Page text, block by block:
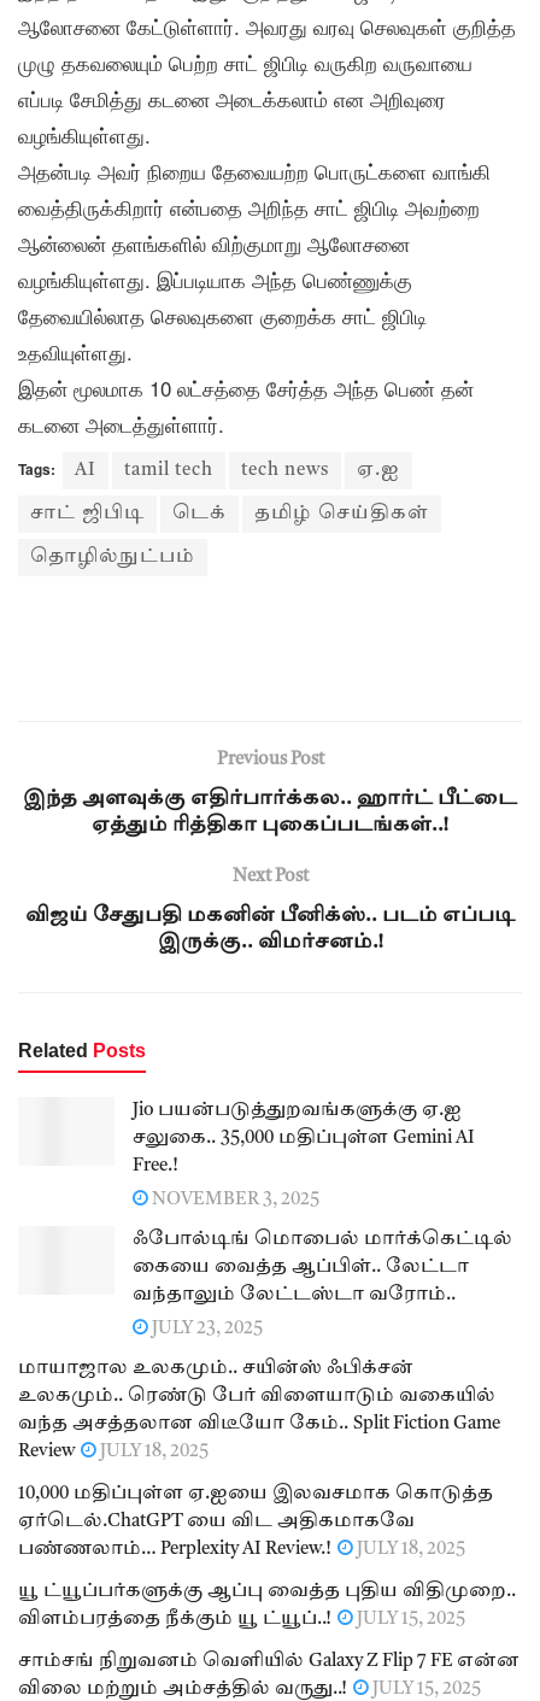
ஆலோசனை கேட்டுள்ளார். அவரது வரவு செலவுகள் குறித்த
முழு தகவலையும் பெற்ற சாட் ஜிபிடி வருகிற வருவாயை
எப்படி சேமித்து கடனை அடைக்கலாம் என அறிவுரை
வழங்கியுள்ளது.
அதன்படி அவர் நிறைய தேவையற்ற பொருட்களை வாங்கி
வைத்திருக்கிறார் என்பதை அறிந்த சாட் ஜிபிடி அவற்றை
ஆன்லைன் தளங்களில் விற்குமாறு ஆலோசனை
வழங்கியுள்ளது. இப்படியாக அந்த பெண்ணுக்கு
தேவையில்லாத செலவுகளை குறைக்க சாட் ஜிபிடி
உதவியுள்ளது.
இதன் மூலமாக 10 லட்சத்தை சேர்த்த அந்த பெண் தன்
கடனை அடைத்துள்ளார்.
Tags: AI tamil tech tech news ஏ.ஐ
சாட் ஜிபிடி டெக் தமிழ் செய்திகள்
தொழில்நுட்பம்
Previous Post
இந்த அளவுக்கு எதிர்பார்க்கல.. ஹார்ட் பீட்டை
ஏத்தும் ரித்திகா புகைப்படங்கள்..!
Next Post
விஜய் சேதுபதி மகனின் பீனிக்ஸ்.. படம் எப்படி
இருக்கு.. விமர்சனம்.!
Related Posts
Jio பயன்படுத்துறவங்களுக்கு ஏ.ஐ
சலுகை.. 35,000 மதிப்புள்ள Gemini AI
Free.!
NOVEMBER 3, 2025
ஃபோல்டிங் மொபைல் மார்க்கெட்டில்
கையை வைத்த ஆப்பிள்.. லேட்டா
வந்தாலும் லேட்டஸ்டா வரோம்..
JULY 23, 2025
மாயாஜால உலகமும்.. சயின்ஸ் ஃபிக்சன்
உலகமும்.. ரெண்டு பேர் விளையாடும் வகையில்
வந்த அசத்தலான விடீயோ கேம்.. Split Fiction Game
Review
JULY 18, 2025
10,000 மதிப்புள்ள ஏ.ஐயை இலவசமாக கொடுத்த
ஏர்டெல்.ChatGPT யை விட அதிகமாகவே
பண்ணலாம்… Perplexity AI Review.!
JULY 18, 2025
யூ ட்யூப்பர்களுக்கு ஆப்பு வைத்த புதிய விதிமுறை..
விளம்பரத்தை நீக்கும் யூ ட்யூப்..!
JULY 15, 2025
சாம்சங் நிறுவனம் வெளியில் Galaxy Z Flip 7 FE என்ன
விலை மற்றும் அம்சத்தில் வருது..!
JULY 15, 2025